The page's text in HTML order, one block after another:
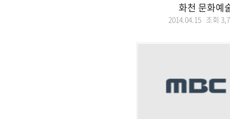
화천 문화예
2014.04.15 조회